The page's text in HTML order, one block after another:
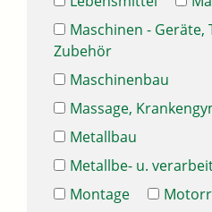
Maschinen - Geräte,
Zubehör
Maschinenbau
Massage,
Metallbau
Metallbe- u.
Montage